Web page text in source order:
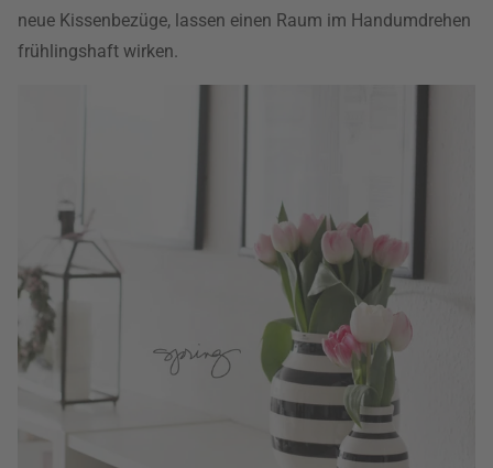
neue Kissenbezüge, lassen einen Raum im Handumdrehen
frühlingshaft wirken.